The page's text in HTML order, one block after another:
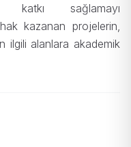
katkı sağlamayı
kazanan projelerin,
ilgili alanlara akademik